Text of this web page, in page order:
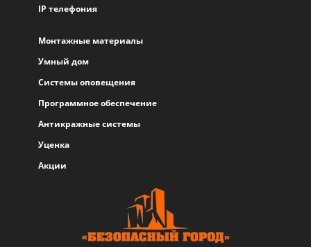
IP телефония
Монтажные материалы
Умный дом
Системы оповещения
Программное обеспечение
Антикражные системы
Уценка
Акции